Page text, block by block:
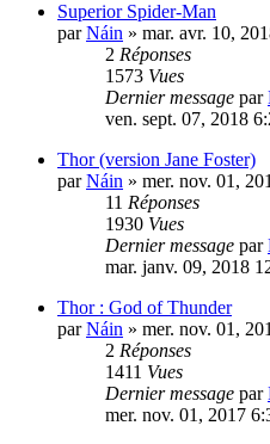
Superior Spider-Man
parNáin » mar. avr. 10,
2 Réponses
1573 Vues
Dernier message par
ven. sept. 07, 2018
Thor (version Jane Foster)
parNáin » mer. nov. 01,
11 Réponses
1930 Vues
Dernier message par
mar. janv. 09, 2018
Thor : God of Thunder
parNáin » mer. nov. 01,
2 Réponses
1411 Vues
Dernier message par
mer. nov. 01, 2017